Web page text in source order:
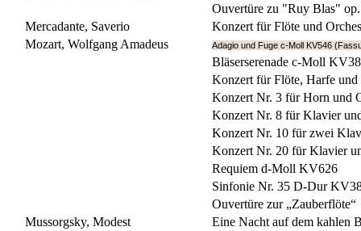
Ouvertüre zu "Ruy Blas"
Mercadante, Saverio
Konzert für Flöte und
Mozart, Wolfgang Amadeus
Adagio und Fuge c-Moll KV546
Bläserserenade c-Moll
Konzert für Flöte, Harfe
Konzert Nr. 3 für Horn und
Konzert Nr. 8 für Klavier
Konzert Nr. 10 für zwei
Konzert Nr. 20 für Klavier
Requiem d-Moll KV626
Sinfonie Nr. 35 D-Dur
Ouvertüre zur „Zauberflöte“
Mussorgsky, Modest
Eine Nacht auf dem kahlen